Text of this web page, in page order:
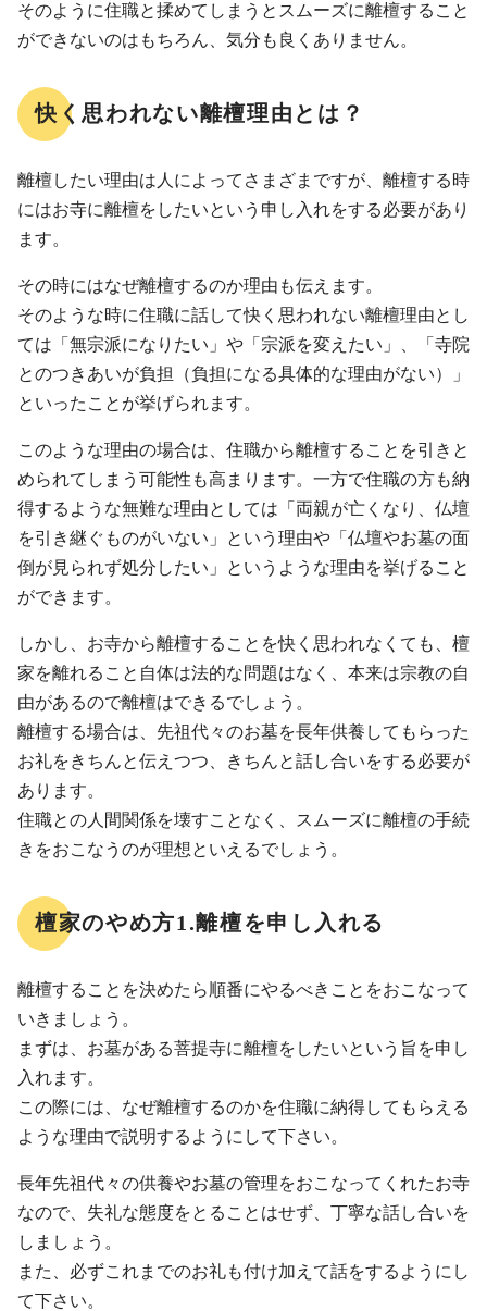
そのように住職と揉めてしまうとスムーズに離檀すること
ができないのはもちろん、気分も良くありません。
快く思われない離檀理由とは？
離檀したい理由は人によってさまざまですが、離檀する時
にはお寺に離檀をしたいという申し入れをする必要があり
ます。
その時にはなぜ離檀するのか理由も伝えます。
そのような時に住職に話して快く思われない離檀理由とし
ては「無宗派になりたい」や「宗派を変えたい」、「寺院
とのつきあいが負担（負担になる具体的な理由がない）」
といったことが挙げられます。
このような理由の場合は、住職から離檀することを引きと
められてしまう可能性も高まります。一方で住職の方も納
得するような無難な理由としては「両親が亡くなり、仏壇
を引き継ぐものがいない」という理由や「仏壇やお墓の面
倒が見られず処分したい」というような理由を挙げること
ができます。
しかし、お寺から離檀することを快く思われなくても、檀
家を離れること自体は法的な問題はなく、本来は宗教の自
由があるので離檀はできるでしょう。
離檀する場合は、先祖代々のお墓を長年供養してもらった
お礼をきちんと伝えつつ、きちんと話し合いをする必要が
あります。
住職との人間関係を壊すことなく、スムーズに離檀の手続
きをおこなうのが理想といえるでしょう。
檀家のやめ方1.離檀を申し入れる
離檀することを決めたら順番にやるべきことをおこなって
いきましょう。
まずは、お墓がある菩提寺に離檀をしたいという旨を申し
入れます。
この際には、なぜ離檀するのかを住職に納得してもらえる
ような理由で説明するようにして下さい。
長年先祖代々の供養やお墓の管理をおこなってくれたお寺
なので、失礼な態度をとることはせず、丁寧な話し合いを
しましょう。
また、必ずこれまでのお礼も付け加えて話をするようにし
て下さい。